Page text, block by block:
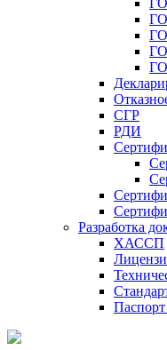
СГР
РДИ
Разработка
ХАССП
Паспорт